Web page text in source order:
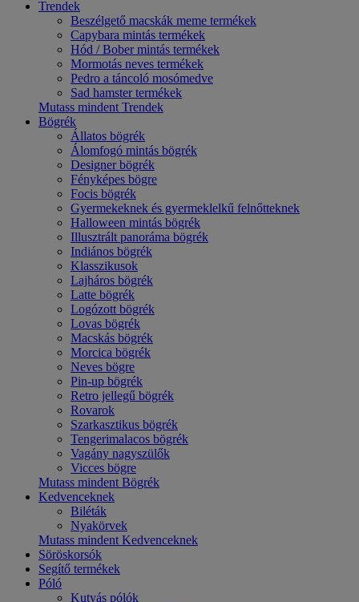
Trendek
Beszélgető macskák meme termékek
Capybara mintás termékek
Hód / Bober mintás termékek
Mormotás neves termékek
Pedro a táncoló mosómedve
Sad hamster termékek
Mutass mindent Trendek
Bögrék
Állatos bögrék
Álomfogó mintás bögrék
Designer bögrék
Fényképes bögre
Focis bögrék
Gyermekeknek és gyermeklelkű felnőtteknek
Halloween mintás bögrék
Illusztrált panoráma bögrék
Indiános bögrék
Klasszikusok
Lajháros bögrék
Latte bögrék
Logózott bögrék
Lovas bögrék
Macskás bögrék
Morcica bögrék
Neves bögre
Pin-up bögrék
Retro jellegű bögrék
Rovarok
Szarkasztikus bögrék
Tengerimalacos bögrék
Vagány nagyszülők
Vicces bögre
Mutass mindent Bögrék
Kedvenceknek
Biléták
Nyakörvek
Mutass mindent Kedvenceknek
Söröskorsók
Segítő termékek
Póló
Kutyás pólók